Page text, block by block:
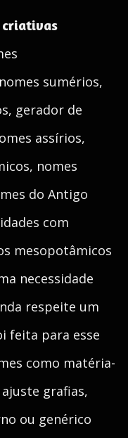
criativas
sumérios,
gerador de
assírios,
nomes
do Antigo
com
mesopotâmicos
necessidade
respeite um
feita para esse
como matéria-
grafias,
ou genérico